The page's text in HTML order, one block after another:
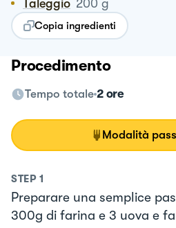
Taleggio 200 g
Copia ingredienti
Procedimento
Tempo totale 2 ore
Modalità
STEP 1
Preparare una semplice
300g di farina e 3 uova e